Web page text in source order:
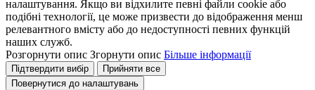
налаштування. Якщо ви відхилите певні файли cookie або
подібні технології, це може призвести до відображення менш
релевантного вмісту або до недоступності певних функцій
наших служб.
Розгорнути опис Згорнути опис Більше інформації
Підтвердити вибір
Прийняти все
Повернутися до налаштувань